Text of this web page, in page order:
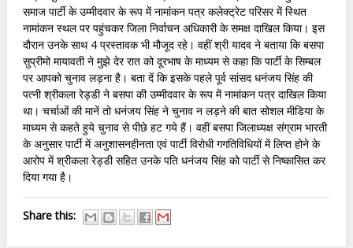
समाज पार्टी के उम्मीदवार के रूप में नामांकन पत्र कलेक्ट्रेट परिसर में स्थित
नामांकन स्थल पर पहुंचकर जिला निर्वाचन अधिकारी के समक्ष दाखिल किया। इस
दौरान उनके साथ 4 प्रस्तावक भी मौजूद रहे। वहीं श्री यादव ने बताया कि बसपा
सुप्रीमो मायावती ने मुझे देर रात को दूरभाष के माध्यम से कहा कि पार्टी के सिम्बल
पर आपको चुनाव लड़ना है। बता दें कि इसके पहले पूर्व सांसद धनंजय सिंह की
पत्नी श्रीकला रेड्डी ने बसपा की उम्मीदवार के रूप में नामांकन पत्र दाखिल किया
था। चर्चाओं की मानें तो धनंजय सिंह ने चुनाव न लड़ने की बात सोशल मीडिया के
माध्यम से कहते हुये चुनाव से पीछे हट गये हैं। वहीं बसपा जिलाध्यक्ष संग्राम भारती
के अनुसार पार्टी में अनुशासनहीनता एवं पार्टी विरोधी गगतिविधियों में लिप्त होने के
आरोप में श्रीकला रेड्डी सहित उनके पति धनंजय सिंह को पार्टी से निष्कासित कर
दिया गया है।
Share this: